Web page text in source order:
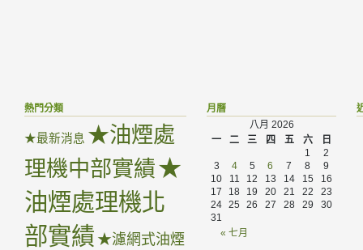
熱門分類
★最新消息 ★油煙處
理機中部實績★
油煙處理機北
部實績 ★濾網式油煙
月曆
八月 2026
一
二 三 四 五 六 日
« 七月
1
2
3
4 5 6 7 8
9
10
11 12 13 14 15
16
17
18 19 20 21 22
23
24 25 26 27 28 29
30
31